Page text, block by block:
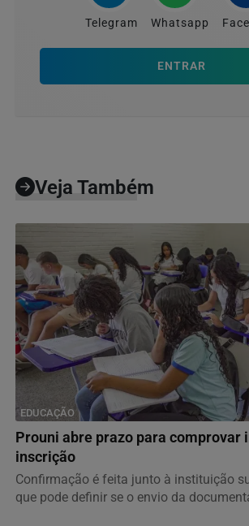
Telegram Whatsapp
ENTRAR
Veja Também
EDUCAÇÃO
Prouni abre prazo para comprovar
inscrição
Confirmação é feita junto à instituição
que pode definir se o envio da